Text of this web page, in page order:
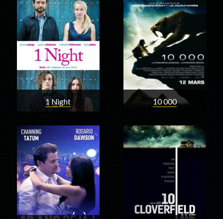
1 Night 10 000